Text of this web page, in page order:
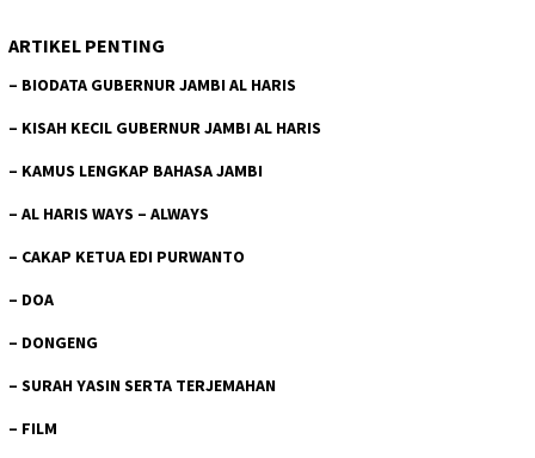
ARTIKEL PENTING
– BIODATA GUBERNUR JAMBI AL HARIS
– KISAH KECIL GUBERNUR JAMBI AL HARIS
– KAMUS LENGKAP BAHASA JAMBI
– AL HARIS WAYS – ALWAYS
– CAKAP KETUA EDI PURWANTO
– DOA
– DONGENG
– SURAH YASIN SERTA TERJEMAHAN
– FILM